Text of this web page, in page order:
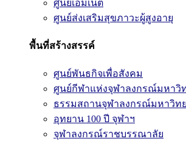
ศูนย์เอ็มเน็ต
ศูนย์ส่งเสริมสุขภาวะผู้สูงอายุ
พื้นที่สร้างสรรค์
ศูนย์พันธกิจเพื่อสังคม
ศูนย์กีฬาแห่งจุฬาลงกรณ์มหาวิ
ธรรมสถานจุฬาลงกรณ์มหาวิท
อุทยาน 100 ปี จุฬาฯ
จุฬาลงกรณ์ราชบรรณาลัย